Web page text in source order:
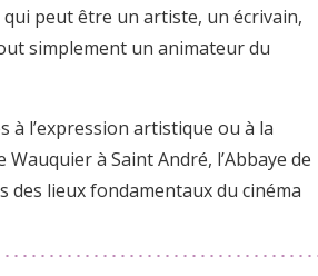
peut être un artiste, un écrivain,
simplement un animateur du
à l’expression artistique ou à la
à Saint André, l’Abbaye de
des lieux fondamentaux du cinéma